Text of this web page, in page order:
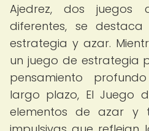
Ajedrez, dos juegos
diferentes, se
estrategia y azar.
un juego de estrategia
pensamiento
largo plazo, El Juego
elementos de azar y